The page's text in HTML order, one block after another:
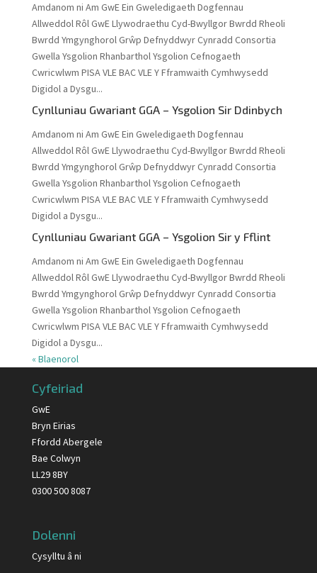
Amdanom ni Am GwE Ein Gweledigaeth Dogfennau
Allweddol Rôl GwE Llywodraethu Cyd-Bwyllgor Bwrdd Rheoli
Bwrdd Ymgynghorol Grŵp Defnyddwyr Cynradd Consortia
Gwella Ysgolion Rhanbarthol Ysgolion Cefnogaeth
Cwricwlwm PISA VLE BAC VLE Y Fframwaith Cymhwysedd
Digidol a Dysgu...
Cynlluniau Gwariant GGA – Ysgolion Sir Ddinbych
Amdanom ni Am GwE Ein Gweledigaeth Dogfennau
Allweddol Rôl GwE Llywodraethu Cyd-Bwyllgor Bwrdd Rheoli
Bwrdd Ymgynghorol Grŵp Defnyddwyr Cynradd Consortia
Gwella Ysgolion Rhanbarthol Ysgolion Cefnogaeth
Cwricwlwm PISA VLE BAC VLE Y Fframwaith Cymhwysedd
Digidol a Dysgu...
Cynlluniau Gwariant GGA – Ysgolion Sir y Fflint
Amdanom ni Am GwE Ein Gweledigaeth Dogfennau
Allweddol Rôl GwE Llywodraethu Cyd-Bwyllgor Bwrdd Rheoli
Bwrdd Ymgynghorol Grŵp Defnyddwyr Cynradd Consortia
Gwella Ysgolion Rhanbarthol Ysgolion Cefnogaeth
Cwricwlwm PISA VLE BAC VLE Y Fframwaith Cymhwysedd
Digidol a Dysgu...
« Blaenorol
Cyfeiriad
GwE
Bryn Eirias
Ffordd Abergele
Bae Colwyn
LL29 8BY
0300 500 8087
Dolenni
Cysylltu â ni